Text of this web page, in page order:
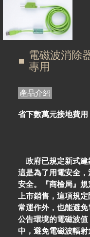
電磁波消除
專用
產品介紹
省下數萬元接地費
政府已規定新式建
這是為了用電安全
安全。『商檢局』
上市銷售，這項規
常運作外，也能避免
公告環境的電磁波
中，避免電磁波輻